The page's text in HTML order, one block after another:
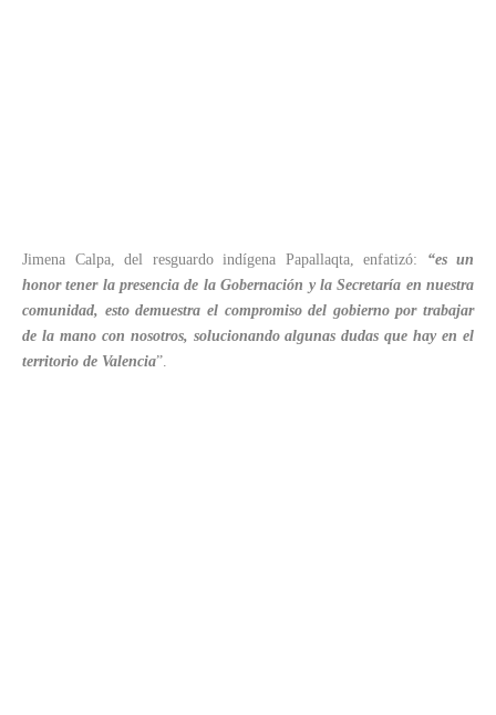
Jimena Calpa, del resguardo indígena Papallaqta, enfatizó: “es un
honor tener la presencia de la Gobernación y la Secretaría en nuestra
comunidad, esto demuestra el compromiso del gobierno por trabajar
de la mano con nosotros, solucionando algunas dudas que hay en el
territorio de Valencia”.